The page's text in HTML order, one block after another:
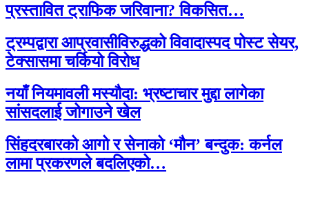
प्रस्तावित ट्राफिक जरिवाना? विकसित…
ट्रम्पद्वारा आप्रवासीविरुद्धको विवादास्पद पोस्ट सेयर,
टेक्सासमा चर्कियो विरोध
नयाँ नियमावली मस्यौदा: भ्रष्टाचार मुद्दा लागेका
सांसदलाई जोगाउने खेल
सिंहदरबारको आगो र सेनाको ‘मौन’ बन्दुक: कर्नल
लामा प्रकरणले बदलिएको…